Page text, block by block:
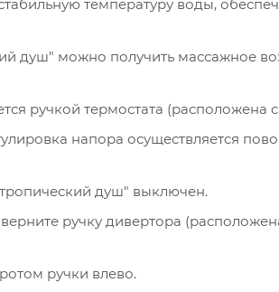
температуру воды,
душ" можно получить массажное
ручкой термостата (расположена
напора осуществляется
душ" выключен.
ручку дивертора
ручки влево.